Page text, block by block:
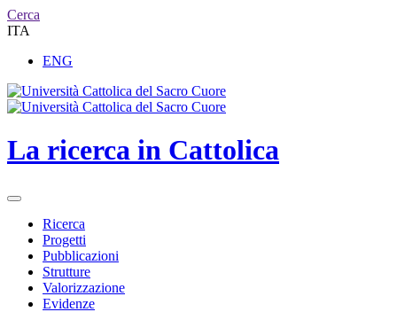
Cerca
ITA
ENG
La ricerca in Cattolica
Ricerca
Progetti
Pubblicazioni
Strutture
Valorizzazione
Evidenze